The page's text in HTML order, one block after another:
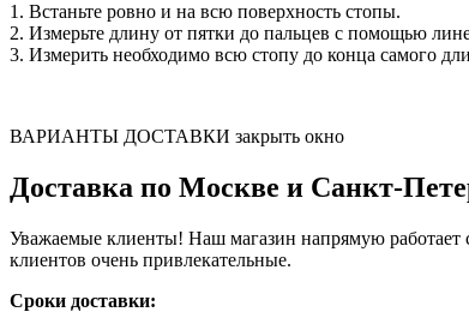
1. Встаньте ровно и на всю поверхность стопы.
2. Измерьте длину от пятки до пальцев с помощью
3. Измерить необходимо всю стопу до конца самого
ВАРИАНТЫ ДОСТАВКИ закрыть окно
Доставка по Москве и Санкт-
Уважаемые клиенты! Наш магазин напрямую
клиентов очень привлекательные.
Сроки доставки: